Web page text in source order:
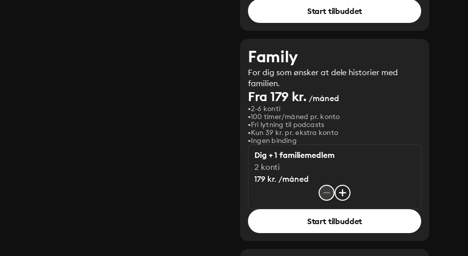
Start tilbuddet
Family
For dig som ønsker at dele historier med
familien.
Fra 179 kr. /måned
2-6 konti
100 timer/måned pr. konto
Fri lytning til podcasts
Kun 39 kr. pr. ekstra konto
Ingen binding
Dig + 1 familiemedlem
2 konti
179 kr. /måned
Start tilbuddet